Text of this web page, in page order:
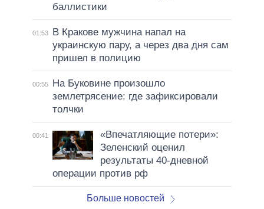
баллистики
01:53
В Кракове мужчина напал на
украинскую пару, а через два дня сам
пришел в полицию
00:55
На Буковине произошло
землетрясение: где зафиксировали
толчки
00:41
«Впечатляющие потери»:
Зеленский оценил
результаты 40-дневной
операции против рф
Больше новостей